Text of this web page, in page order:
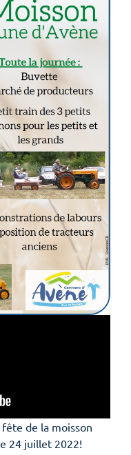
fête de la moisson
24 juillet 2022!